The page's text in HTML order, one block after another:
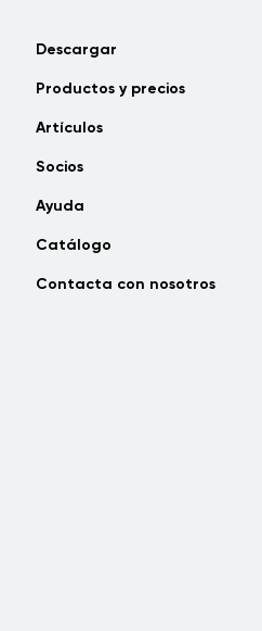
Descargar
Productos y precios
Artículos
Socios
Ayuda
Catálogo
Contacta con nosotros